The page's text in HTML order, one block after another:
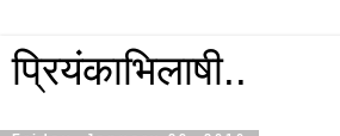
प्रियंकाभिलाषी..